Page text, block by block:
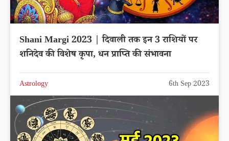
Shani Margi 2023 | दिवाली तक इन 3 राशियों पर
शनिदेव की विशेष कृपा, धन प्राप्ति की संभावना
Astrology 6th Sep 2023